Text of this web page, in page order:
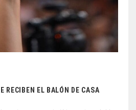
RECIBEN EL BALÓN DE CASA